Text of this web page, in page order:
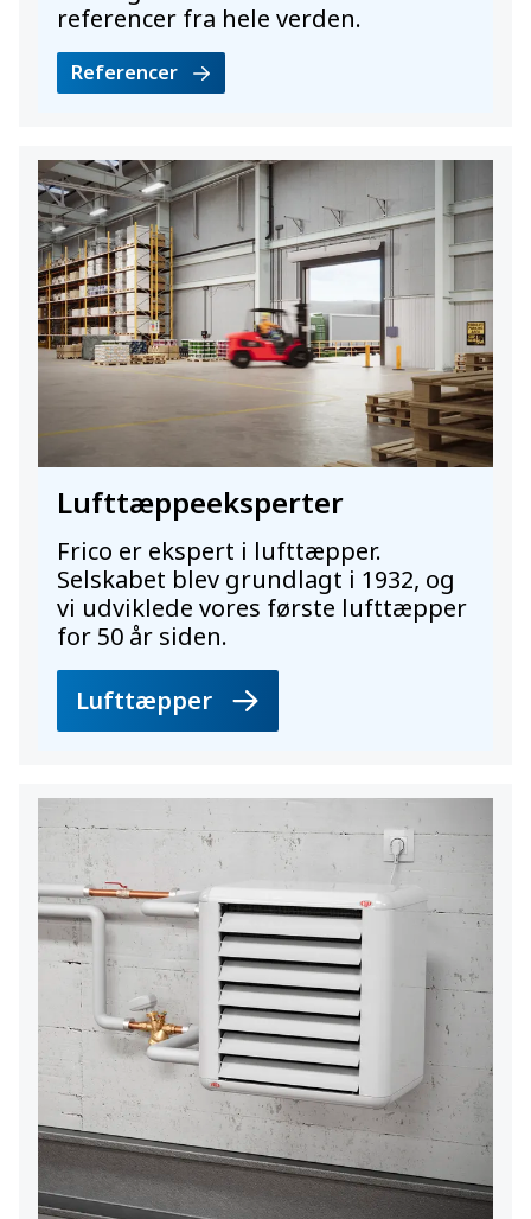
referencer fra hele verden.
Referencer
Lufttæppeeksperter
Frico er ekspert i lufttæpper.
Selskabet blev grundlagt i 1932, og
vi udviklede vores første lufttæpper
for 50 år siden.
Lufttæpper